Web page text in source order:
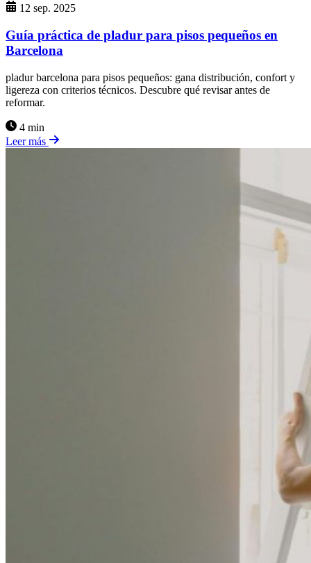
12 sep. 2025
Guía práctica de pladur para pisos pequeños en
Barcelona
pladur barcelona para pisos pequeños: gana distribución, confort y
ligereza con criterios técnicos. Descubre qué revisar antes de
reformar.
4 min
Leer más